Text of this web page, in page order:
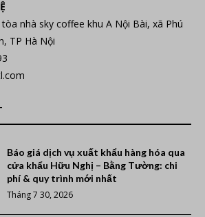
nhà sky coffee khu A Nội Bài, xã Phú
TP Hà Nội
Báo giá dịch vụ xuất khẩu hàng hóa qua
cửa khẩu Hữu Nghị – Bằng Tường: chi
phí & quy trình mới nhất
Tháng 7 30, 2026